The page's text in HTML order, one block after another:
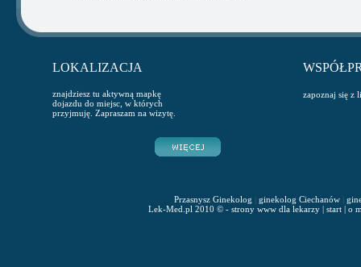
LOKALIZACJA
znajdziesz tu aktywną mapkę
dojazdu do miejsc, w których
przyjmuję. Zapraszam na wizytę.
zapoznaj się z
Przasnysz Ginekolog | ginekolog Ciechanów|
Lek-Med.pl 2010 © - strony www dla lekarzy| start| o